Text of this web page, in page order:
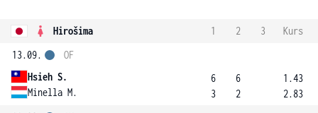
Hirošima 1 2 3
Kurs
13.09.
Hsieh S.
Minella M.
OF
6
3
6
2
1.43
2.83